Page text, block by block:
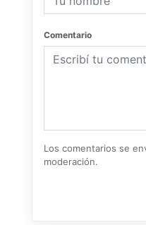
Comentario
Los comentarios se
moderación.